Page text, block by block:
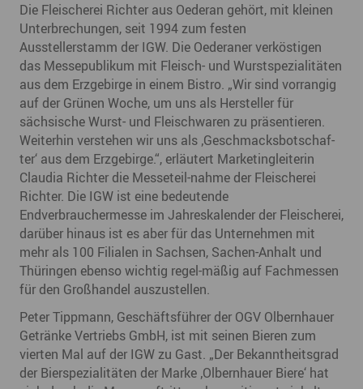
Die Fleischerei Richter aus Oederan gehört, mit kleinen
Unterbrechungen, seit 1994 zum festen
Ausstellerstamm der IGW. Die Oederaner verköstigen
das Messepublikum mit Fleisch- und Wurstspezialitäten
aus dem Erzgebirge in einem Bistro. „Wir sind vorrangig
auf der Grünen Woche, um uns als Hersteller für
sächsische Wurst- und Fleischwaren zu präsentieren.
Weiterhin verstehen wir uns als ‚Geschmacksbotschaf-
ter‘ aus dem Erzgebirge.“, erläutert Marketingleiterin
Claudia Richter die Messeteil-nahme der Fleischerei
Richter. Die IGW ist eine bedeutende
Endverbrauchermesse im Jahreskalender der Fleischerei,
darüber hinaus ist es aber für das Unternehmen mit
mehr als 100 Filialen in Sachsen, Sachen-Anhalt und
Thüringen ebenso wichtig regel-mäßig auf Fachmessen
für den Großhandel auszustellen.
Peter Tippmann, Geschäftsführer der OGV Olbernhauer
Getränke Vertriebs GmbH, ist mit seinen Bieren zum
vierten Mal auf der IGW zu Gast. „Der Bekanntheitsgrad
der Bierspezialitäten der Marke ‚Olbernhauer Biere‘ hat